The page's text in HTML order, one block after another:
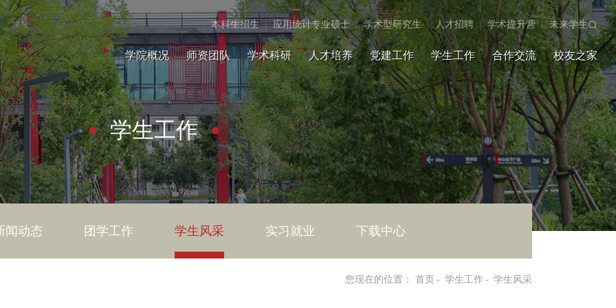
本科生招生 | 应用统计专业硕士 | 学术型研究生 | 人才招聘 | 学术提升营 | 未来学生
学院概况 师资团队 学术科研 人才培养 党建工作 学生工作 合作交流 校友之家
学生工作
闻动态 团学工作 学生风采 实习就业 下载中心
您现在的位置： 首页- 学生工作- 学生风采